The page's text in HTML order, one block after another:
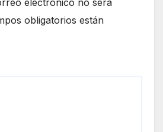
electrónico no será
obligatorios están